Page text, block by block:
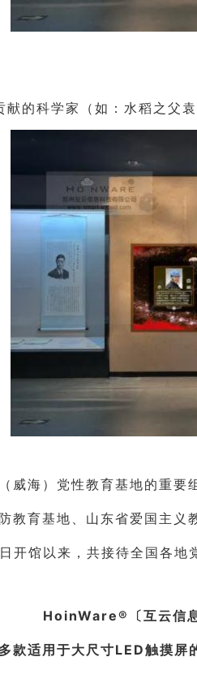
的科学家（如：水稻之父袁
威海）党性教育基地的重要
教育基地、山东省爱国主义
开馆以来，共接待全国各地
HoinWare®〔互云信
款适用于大尺寸LED触摸屏